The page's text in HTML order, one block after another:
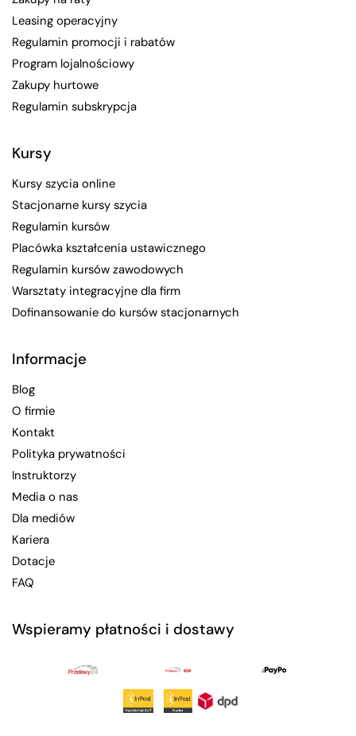
Leasing operacyjny
Regulamin promocji i rabatów
Program lojalnościowy
Zakupy hurtowe
Regulamin subskrypcja
Kursy
Kursy szycia online
Stacjonarne kursy szycia
Regulamin kursów
Placówka kształcenia ustawicznego
Regulamin kursów zawodowych
Warsztaty integracyjne dla firm
Dofinansowanie do kursów stacjonarnych
Informacje
Blog
O firmie
Kontakt
Polityka prywatności
Instruktorzy
Media o nas
Dla mediów
Kariera
Dotacje
FAQ
Wspieramy płatności i dostawy